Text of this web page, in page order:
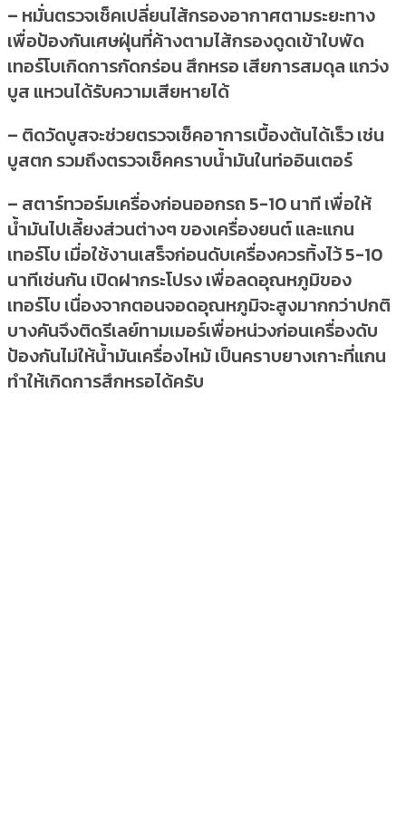
– หมั่นตรวจเช็คเปลี่ยนไส้กรองอากาศตามระยะทาง
เพื่อป้องกันเศษฝุ่นที่ค้างตามไส้กรองดูดเข้าใบพัด
เทอร์โบเกิดการกัดกร่อน สึกหรอ เสียการสมดุล แกว่ง
บูส แหวนได้รับความเสียหายได้
– ติดวัดบูสจะช่วยตรวจเช็คอาการเบื้องต้นได้เร็ว เช่น
บูสตก รวมถึงตรวจเช็คคราบน้ำมันในท่ออินเตอร์
– สตาร์ทวอร์มเครื่องก่อนออกรถ 5-10 นาที เพื่อให้
น้ำมันไปเลี้ยงส่วนต่างๆ ของเครื่องยนต์ และแกน
เทอร์โบ เมื่อใช้งานเสร็จก่อนดับเครื่องควรทิ้งไว้ 5-10
นาทีเช่นกัน เปิดฝากระโปรง เพื่อลดอุณหภูมิของ
เทอร์โบ เนื่องจากตอนจอดอุณหภูมิจะสูงมากกว่าปกติ
บางคันจึงติดรีเลย์ทามเมอร์เพื่อหน่วงก่อนเครื่องดับ
ป้องกันไม่ให้น้ำมันเครื่องไหม้ เป็นคราบยางเกาะที่แกน
ทำให้เกิดการสึกหรอได้ครับ